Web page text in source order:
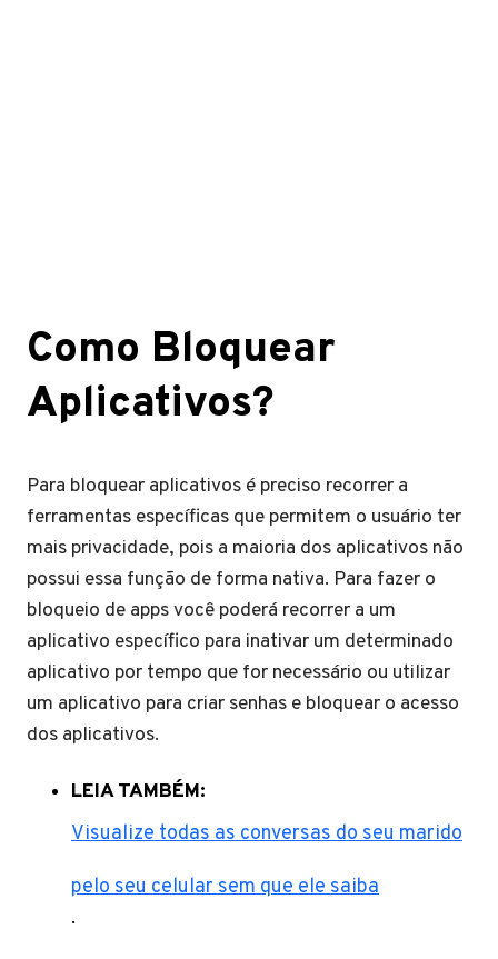
Como Bloquear
Aplicativos?
Para bloquear aplicativos é preciso recorrer a
ferramentas específicas que permitem o usuário ter
mais privacidade, pois a maioria dos aplicativos não
possui essa função de forma nativa. Para fazer o
bloqueio de apps você poderá recorrer a um
aplicativo específico para inativar um determinado
aplicativo por tempo que for necessário ou utilizar
um aplicativo para criar senhas e bloquear o acesso
dos aplicativos.
LEIA TAMBÉM:
Visualize todas as conversas do seu marido
pelo seu celular sem que ele saiba
.